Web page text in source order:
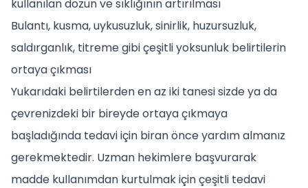
kullanılan dozun ve sıklığının artırılması
Bulantı, kusma, uykusuzluk, sinirlik, huzursuzluk,
saldırganlık, titreme gibi çeşitli yoksunluk belirtilerin
ortaya çıkması
Yukarıdaki belirtilerden en az iki tanesi sizde ya da
çevrenizdeki bir bireyde ortaya çıkmaya
başladığında tedavi için biran önce yardım almanız
gerekmektedir. Uzman hekimlere başvurarak
madde kullanımdan kurtulmak için çeşitli tedavi